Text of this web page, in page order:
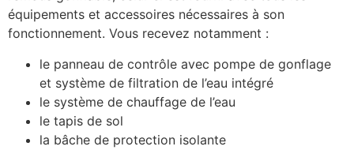
équipements et accessoires nécessaires à son
fonctionnement. Vous recevez notamment :
le panneau de contrôle avec pompe de gonflage
et système de filtration de l’eau intégré
le système de chauffage de l’eau
le tapis de sol
la bâche de protection isolante